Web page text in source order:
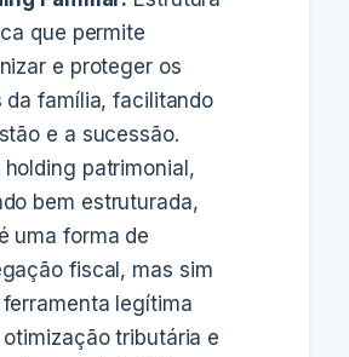
que permite
e proteger os
da família, facilitando
e a sucessão.
holding patrimonial,
bem estruturada,
uma forma de
fiscal, mas sim
ferramenta legítima
otimização tributária e